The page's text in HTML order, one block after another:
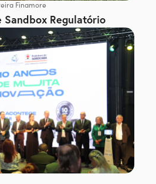
Finamore
Sandbox Regulatório